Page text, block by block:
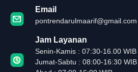
Email
pontrendarulmaarif@gmail.com
Jam Layanan
Senin-Kamis : 07:30-16.00 WIB
Jumat-Sabtu : 08:00-16:30 WIB